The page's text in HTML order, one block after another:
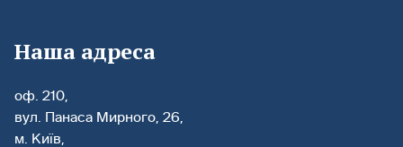
Наша адреса
оф. 210,
вул. Панаса Мирного, 26,
м. Київ,